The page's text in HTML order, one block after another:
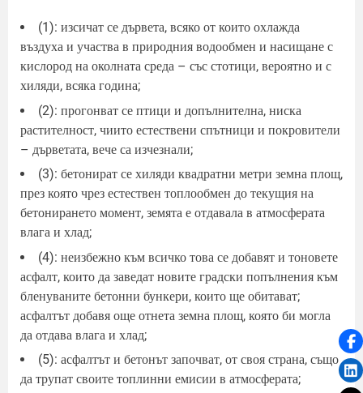
(1): изсичат се дървета, всяко от които охлажда
въздуха и участва в природния водообмен и насищане с
кислород на околната среда – със стотици, вероятно и с
хиляди, всяка година;
(2): прогонват се птици и допълнителна, ниска
растителност, чиито естествени спътници и покровители
– дърветата, вече са изчезнали;
(3): бетонират се хиляди квадратни метри земна площ,
през която чрез естествен топлообмен до текущия на
бетонирането момент, земята е отдавала в атмосферата
влага и хлад;
(4): неизбежно към всичко това се добавят и тоновете
асфалт, които да заведат новите градски попълнения към
бленуваните бетонни бункери, които ще обитават;
асфалтът добавя още отнета земна площ, която би могла
да отдава влага и хлад;
(5): асфалтът и бетонът започват, от своя страна, също
да трупат своите топлинни емисии в атмосферата;